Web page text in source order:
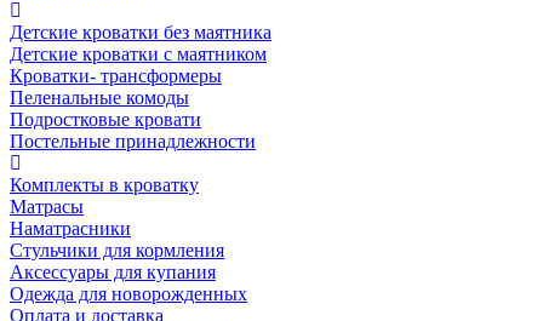
Детские кроватки без маятника
Детские кроватки с маятником
Кроватки- трансформеры
Пеленальные комоды
Подростковые кровати
Постельные принадлежности
Комплекты в кроватку
Матрасы
Наматрасники
Стульчики для кормления
Аксессуары для купания
Одежда для новорожденных
Оплата и доставка